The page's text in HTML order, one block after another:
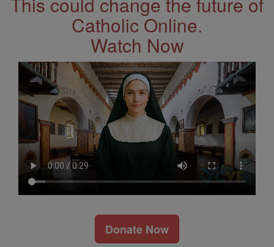
Catholic Online.
Watch Now
Donate Now